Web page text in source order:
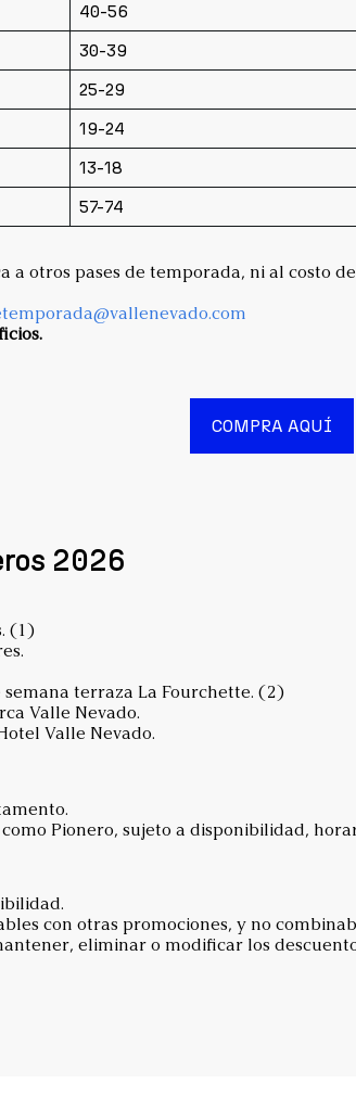
40-56
30-39
25-29
19-24
13-18
57-74
a otros pases de temporada, ni al costo
COMPRA AQUÍ
2026
(1)
terraza La Fourchette. (2)
Valle Nevado.
Valle Nevado.
Pionero, sujeto a disponibilidad,
con otras promociones, y no
eliminar o modificar los